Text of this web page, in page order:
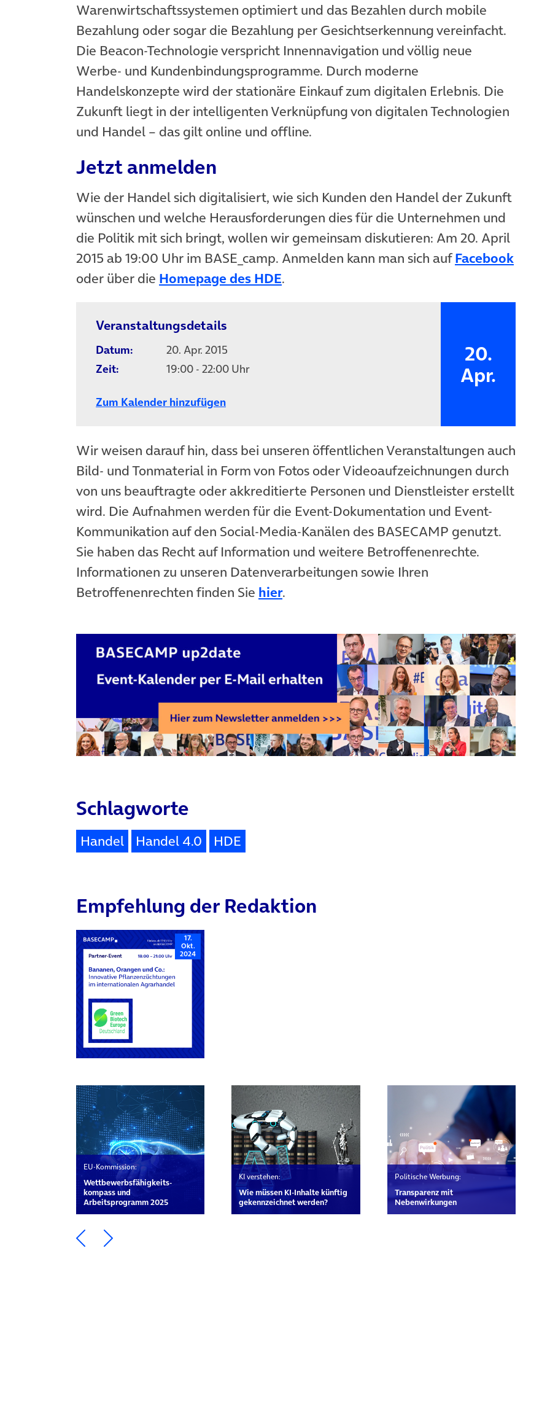
Warenwirtschaftssystemen optimiert und das Bezahlen durch mobile
Bezahlung oder sogar die Bezahlung per Gesichtserkennung vereinfacht.
Die Beacon-Technologie verspricht Innennavigation und völlig neue
Werbe- und Kundenbindungsprogramme. Durch moderne
Handelskonzepte wird der stationäre Einkauf zum digitalen Erlebnis. Die
Zukunft liegt in der intelligenten Verknüpfung von digitalen Technologien
und Handel – das gilt online und offline.
Jetzt anmelden
Wie der Handel sich digitalisiert, wie sich Kunden den Handel der Zukunft
wünschen und welche Herausforderungen dies für die Unternehmen und
die Politik mit sich bringt, wollen wir gemeinsam diskutieren: Am 20. April
2015 ab 19:00 Uhr im BASE_camp. Anmelden kann man sich aufFacebook
oder über die Homepage des HDE(öffnet in neuem Tab)
.
Veranstaltungsdetails
Datum:
20. Apr. 2015
Zeit:
19:00 - 22:00 Uhr
Zum Kalender hinzufügen
20.
Apr.
Wir weisen darauf hin, dass bei unseren öffentlichen Veranstaltungen auch
Bild- und Tonmaterial in Form von Fotos oder Videoaufzeichnungen durch
von uns beauftragte oder akkreditierte Personen und Dienstleister erstellt
wird. Die Aufnahmen werden für die Event-Dokumentation und Event-
Kommunikation auf den Social-Media-Kanälen des BASECAMP genutzt.
Sie haben das Recht auf Information und weitere Betroffenenrechte.
Informationen zu unseren Datenverarbeitungen sowie Ihren
Betroffenenrechten finden Sie hier.
Schlagworte
Handel Handel 4.0 HDE
Empfehlung der Redaktion
17.
Okt.
2024
EU-Kommission:
Wett­bewerbs­fähigkeits­
kompass und
Arbeitsprogramm 2025
KI verstehen:
Wie müssen KI-Inhalte künftig
gekennzeichnet werden?
Politische Werbung:
Transparenz mit
Nebenwirkungen
Ein Element zurück blättern
Ein Element weiter blättern